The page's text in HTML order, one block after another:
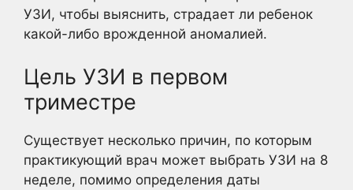
УЗИ, чтобы выяснить, страдает ли ребенок
какой-либо врожденной аномалией.
Цель УЗИ в первом
триместре
Существует несколько причин, по которым
практикующий врач может выбрать УЗИ на 8
неделе, помимо определения даты